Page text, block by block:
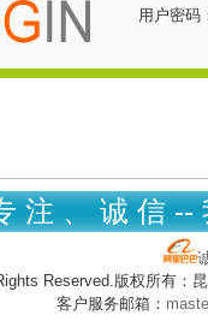
用户密码
注 、 诚 信 --
Reserved.版权所有：
客户服务邮箱：